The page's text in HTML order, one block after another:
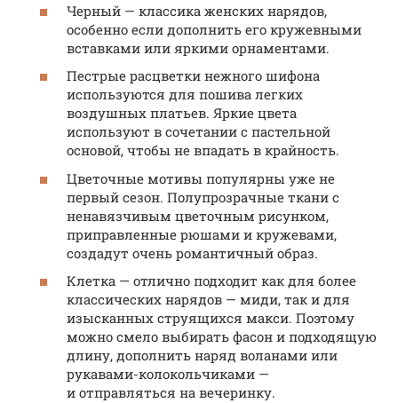
Черный — классика женских нарядов,
особенно если дополнить его кружевными
вставками или яркими орнаментами.
Пестрые расцветки нежного шифона
используются для пошива легких
воздушных платьев. Яркие цвета
используют в сочетании с пастельной
основой, чтобы не впадать в крайность.
Цветочные мотивы популярны уже не
первый сезон. Полупрозрачные ткани с
ненавязчивым цветочным рисунком,
приправленные рюшами и кружевами,
создадут очень романтичный образ.
Клетка — отлично подходит как для более
классических нарядов — миди, так и для
изысканных струящихся макси. Поэтому
можно смело выбирать фасон и подходящую
длину, дополнить наряд воланами или
рукавами-колокольчиками —
и отправляться на вечеринку.